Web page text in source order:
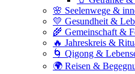
🌸 Seelenwege &
💛 Gesundheit &
🌾 Gemeinschaft &
🔥 Jahreskreis &
🌀 Qigong &
🌍 Reisen &